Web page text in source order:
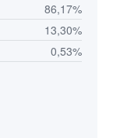
86,17%
13,30%
0,53%